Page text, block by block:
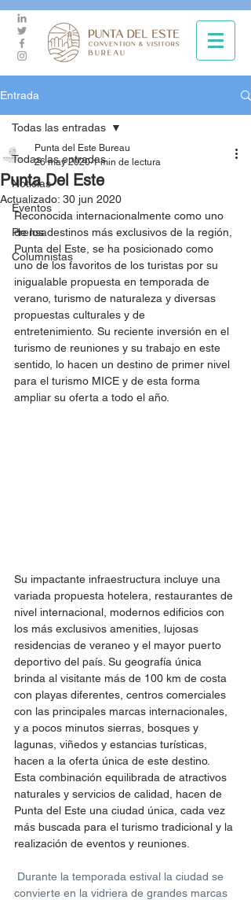
Entrada
Todas las entradas
Noticias
Eventos
Prensa
Columnistas
Todas las entradas
Punta Del Este
Punta del Este Bureau
26 may 2020 1 min de lectura
Actualizado: 30 jun 2020
Reconocida internacionalmente como uno
de los destinos más exclusivos de la región,
Punta del Este, se ha posicionado como
uno de los favoritos de los turistas por su
inigualable propuesta en temporada de
verano, turismo de naturaleza y diversas
propuestas culturales y de
entretenimiento. Su reciente inversión en el
turismo de reuniones y su trabajo en este
sentido, lo hacen un destino de primer nivel
para el turismo MICE y de esta forma
ampliar su oferta a todo el año.
Su impactante infraestructura incluye una
variada propuesta hotelera, restaurantes de
nivel internacional, modernos edificios con
los más exclusivos amenities, lujosas
residencias de veraneo y el mayor puerto
deportivo del país. Su geografía única
brinda al visitante más de 100 km de costa
con playas diferentes, centros comerciales
con las principales marcas internacionales,
y a pocos minutos sierras, bosques y
lagunas, viñedos y estancias turísticas,
hacen a la oferta única de este destino.
Esta combinación equilibrada de atractivos
naturales y servicios de calidad, hacen de
Punta del Este una ciudad única, cada vez
más buscada para el turismo tradicional y la
realización de eventos y reuniones.
Durante la temporada estival la ciudad se
convierte en la vidriera de grandes marcas